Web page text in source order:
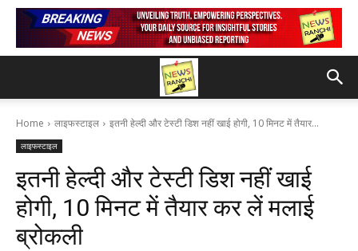
Home लाइफस्टाइल इतनी हेल्दी और टेस्टी डिश नहीं खाई होगी, 10 मिनट में तैयार...
लाइफस्टाइल
इतनी हेल्दी और टेस्टी डिश नहीं खाई
होगी, 10 मिनट में तैयार कर लें मलाई
ब्रोकली